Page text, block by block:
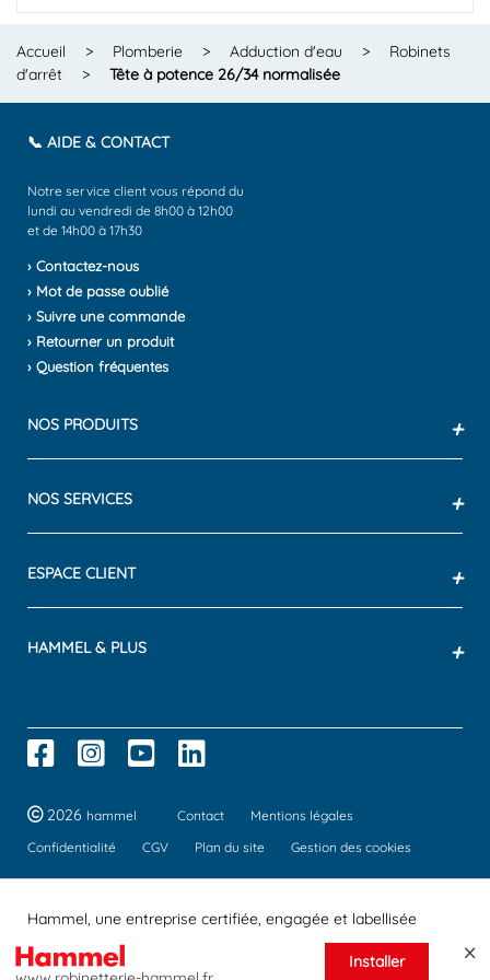
Accueil > Plomberie > Adduction d'eau >
Robinets
d'arrêt
> Tête à potence 26/34 normalisée
📞 AIDE & CONTACT
Notre service client vous répond du
lundi au vendredi de 8h00 à 12h00
et de 14h00 à 17h30
› Contactez-nous
› Mot de passe oublié
› Suivre une commande
› Retourner un produit
› Question fréquentes
NOS PRODUITS +
NOS SERVICES +
ESPACE CLIENT +
HAMMEL & PLUS +
2026 hammel Contact
Mentions légales
Confidentialité
CGV Plan du site Gestion des cookies
Hammel, une entreprise certifiée, engagée et labellisée
Installer